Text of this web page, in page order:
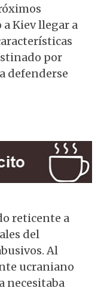
Kiev llegar a
por
defenderse
reticente a
del
Al
ucraniano
necesitaba